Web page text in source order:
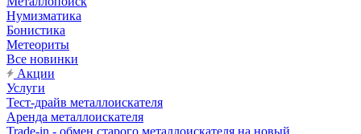
Нумизматика
Бонистика
Метеориты
Все новинки
Акции
Услуги
Тест-драйв металлоискателя
Аренда металлоискателя
Trade-in - обмен старого металлоискателя на новый